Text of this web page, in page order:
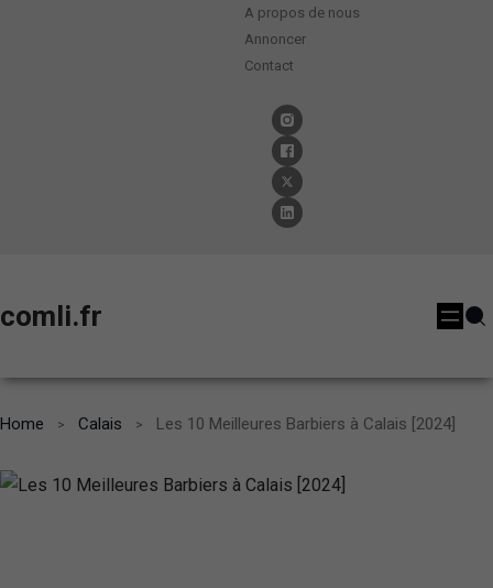
A propos de nous
Annoncer
Contact
comli.fr
Home Calais Les 10 Meilleures Barbiers à Calais [2024]